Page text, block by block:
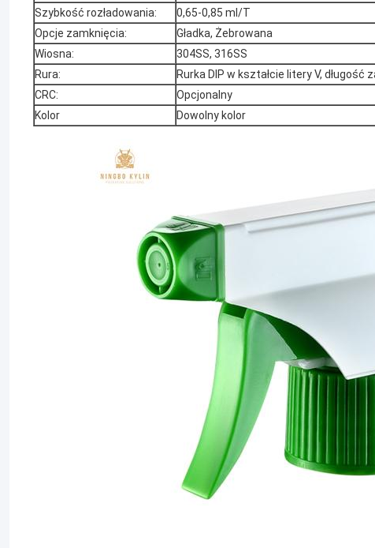
Szybkość rozładowania:
0,65-0,85 ml/T
Opcje zamknięcia:
Gładka, Żebrowana
Wiosna:
304SS, 316SS
Rura:
Rurka DIP w kształcie litery V, długość
CRC:
Opcjonalny
Kolor
Dowolny kolor